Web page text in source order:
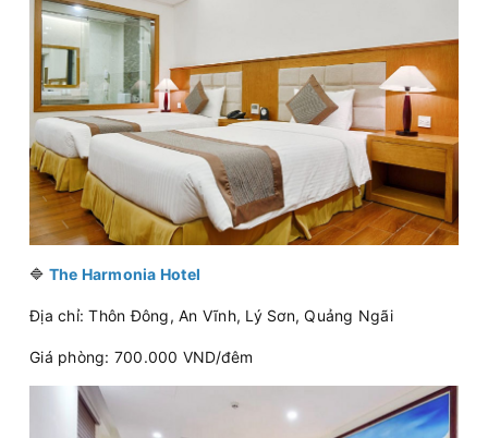
🔷 The Harmonia Hotel
Địa chỉ: Thôn Đông, An Vĩnh, Lý Sơn, Quảng Ngãi
Giá phòng: 700.000 VND/đêm